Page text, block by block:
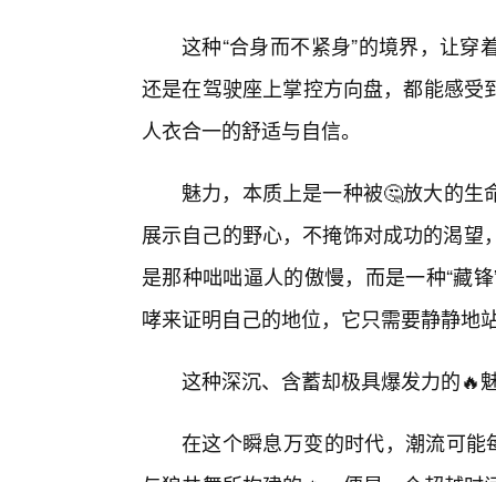
这种“合身而不紧身”的境界，让
还是在驾驶座上掌控方向盘，都能感
人衣合一的舒适与自信。
魅力，本质上是一种被🤔放大的
展示自己的野心，不掩饰对成功的渴
是那种咄咄逼人的傲慢，而是一种“藏
哮来证明自己的地位，它只需要静静地
这种深沉、含蓄却极具爆发力的🔥
在这个瞬息万变的时代，潮流可能